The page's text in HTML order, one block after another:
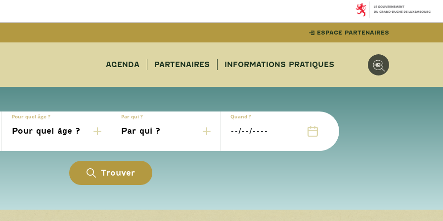
ESPACE PARTENAIRES
AGENDA PARTENAIRES INFORMATIONS PRATIQUES
Pour quel âge ? Par qui ? Quand ?
Trouver